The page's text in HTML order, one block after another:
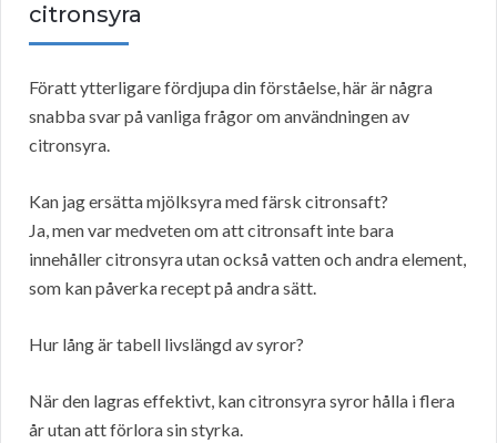
citronsyra
Föratt ytterligare fördjupa din förståelse, här är några
snabba svar på vanliga frågor om användningen av
citronsyra.
Kan jag ersätta mjölksyra med färsk citronsaft?
Ja, men var medveten om att citronsaft inte bara
innehåller citronsyra utan också vatten och andra element,
som kan påverka recept på andra sätt.
Hur lång är tabell livslängd av syror?
När den lagras effektivt, kan citronsyra syror hålla i flera
år utan att förlora sin styrka.